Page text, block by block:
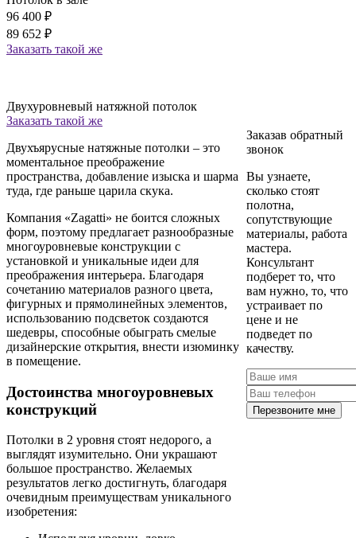
96 400 ₽
89 652 ₽
Заказать такой же
Двухуровневый натяжной потолок
Заказать такой же
Двухъярусные натяжные потолки – это
моментальное преображение
пространства, добавление изыска и шарма
туда, где раньше царила скука.
Компания «Zagatti» не боится сложных
форм, поэтому предлагает разнообразные
многоуровневые конструкции с
установкой и уникальные идеи для
преображения интерьера. Благодаря
сочетанию материалов разного цвета,
фигурных и прямолинейных элементов,
использованию подсветок создаются
шедевры, способные обыграть смелые
дизайнерские открытия, внести изюминку
в помещение.
Достоинства многоуровневых
конструкций
Потолки в 2 уровня стоят недорого, а
выглядят изумительно. Они украшают
большое пространство. Желаемых
результатов легко достигнуть, благодаря
очевидным преимуществам уникального
изобретения:
Заказав обратный
звонок
Вы узнаете,
сколько стоят
полотна,
сопутствующие
материалы, работа
мастера.
Консультант
подберет то, что
вам нужно, то, что
устраивает по
цене и не
подведет по
качеству.
Перезвоните мне